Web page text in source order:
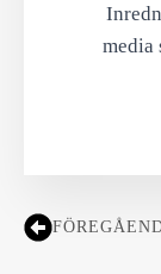
media